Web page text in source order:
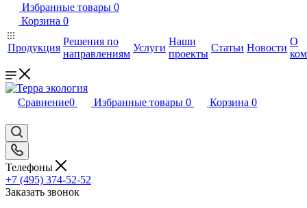
Избранные товары 0
Корзина 0
Продукция
Решения по
направлениям
Услуги
Наши
проекты
Статьи Новости
О
Сравнение0 Избранные товары 0 Корзина 0
Телефоны
+7 (495) 374-52-52
Заказать звонок